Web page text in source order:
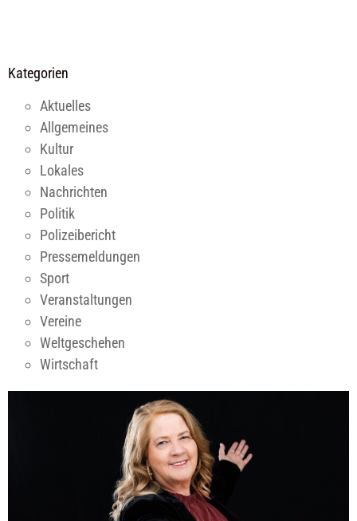
Kategorien
Aktuelles
Allgemeines
Kultur
Lokales
Nachrichten
Politik
Polizeibericht
Pressemeldungen
Sport
Veranstaltungen
Vereine
Weltgeschehen
Wirtschaft